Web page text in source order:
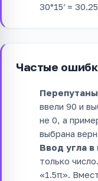
30°15′ =
Частые
ввели 90 и
не 0, а
выбрана
Ввод угла
только
«1.5π».